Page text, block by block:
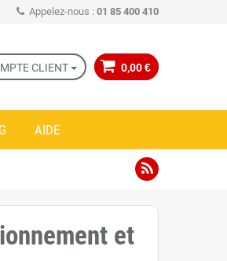
Appelez-nous : 01 85 400 410
0,00 €
CLIENT
AIDE
et